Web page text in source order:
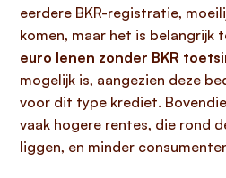
eerdere BKR-registratie,
komen, maar het is belangrijk
euro lenen zonder BKR
mogelijk is, aangezien deze
voor dit type krediet.
vaak hogere rentes, die rond
liggen, en minder